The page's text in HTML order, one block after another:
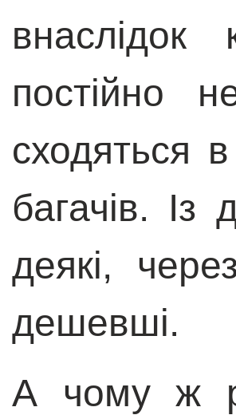
внаслідок
постійно
сходяться
багачів.
деякі,
дешевші.
А чому ж